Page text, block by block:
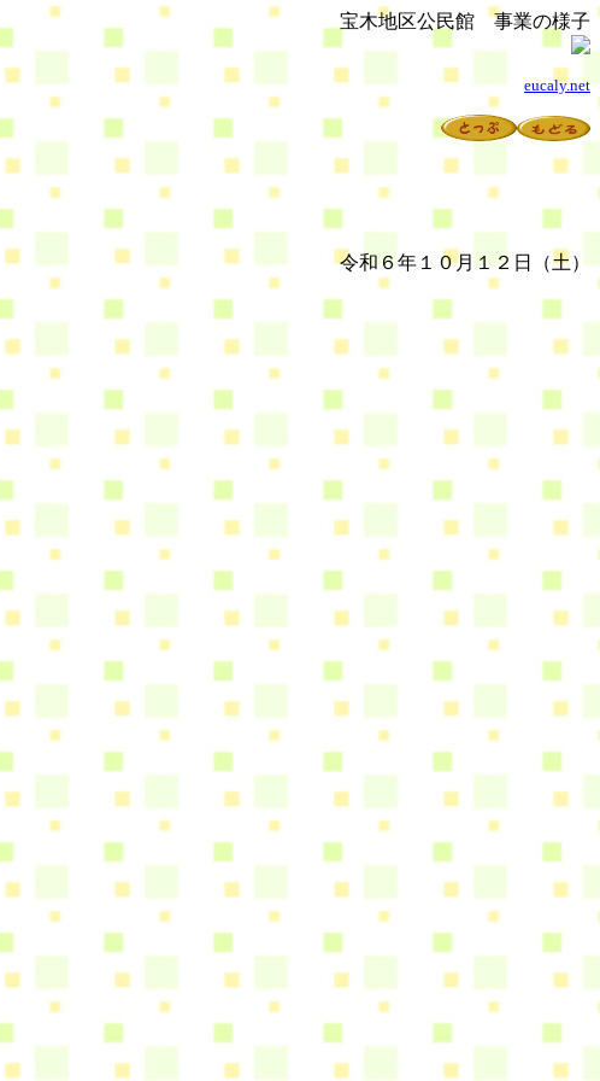
宝木地区公民館 事業の様子
eucaly.net
令和６年１０月１２日（土）